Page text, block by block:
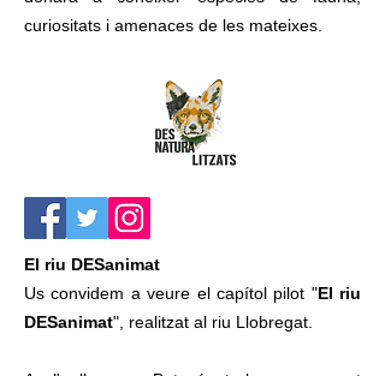
curiositats i amenaces de les mateixes.
El riu DESanimat
Us convidem a veure el capítol pilot "El riu
DESanimat", realitzat al riu Llobregat.